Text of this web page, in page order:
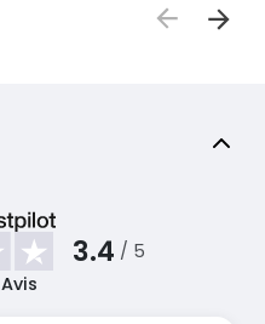
3.4 / 5
Avis